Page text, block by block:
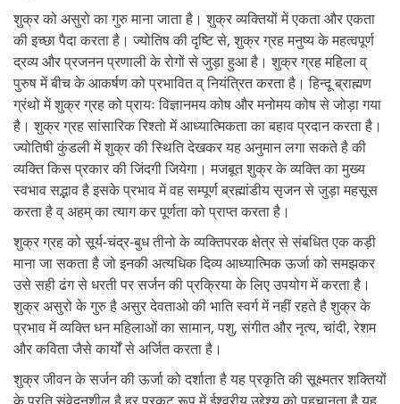
शुक्र को असुरो का गुरु माना जाता है। शुक्र व्यक्तियों में एकता और एकता
की इच्छा पैदा करता है। ज्योतिष की दृष्टि से, शुक्र ग्रह मनुष्य के महत्वपूर्ण
द्रव्य और प्रजनन प्रणाली के रोगों से जुड़ा हुआ है। शुक्र ग्रह महिला व्
पुरुष में बीच के आकर्षण को प्रभावित व् नियंत्रित करता है। हिन्दू ब्राह्मण
ग्रंथो में शुक्र ग्रह को प्रायः विज्ञानमय कोष और मनोमय कोष से जोड़ा गया
है। शुक्र ग्रह सांसारिक रिश्तो में आध्यात्मिकता का बहाव प्रदान करता है।
ज्योतिषी कुंडली में शुक्र की स्थिति देखकर यह अनुमान लगा सकते है की
व्यक्ति किस प्रकार की जिंदगी जियेगा। मजबूत शुक्र के व्यक्ति का मुख्य
स्वभाव सद्भाव है इसके प्रभाव में वह सम्पूर्ण ब्रह्मांडीय सृजन से जुड़ा महसूस
करता है व् अहम् का त्याग कर पूर्णता को प्राप्त करता है।
शुक्र ग्रह को सूर्य-चंद्र-बुध तीनो के व्यक्तिपरक क्षेत्र से संबधित एक कड़ी
माना जा सकता है जो इनकी अत्यधिक दिव्य आध्यात्मिक ऊर्जा को समझकर
उसे सही ढंग से धरती पर सर्जन की प्रक्रिया के लिए उपयोग में करता है।
शुक्र असुरो के गुरु है असुर देवताओ की भाति स्वर्ग में नहीं रहते है शुक्र के
प्रभाव में व्यक्ति धन महिलाओं का सामान, पशु, संगीत और नृत्य, चांदी, रेशम
और कविता जैसे कार्यों से अर्जित करता है।
शुक्र जीवन के सर्जन की ऊर्जा को दर्शाता है यह प्रकृति की सूक्ष्मतर शक्तियों